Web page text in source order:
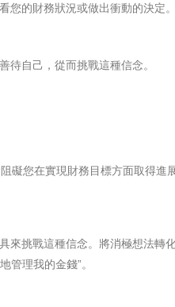
您的財務狀況或做出衝動的決定
待自己，從而挑戰這種信念。
礙您在實現財務目標方面取得進展
來挑戰這種信念。將消極想法轉
管理我的金錢”。